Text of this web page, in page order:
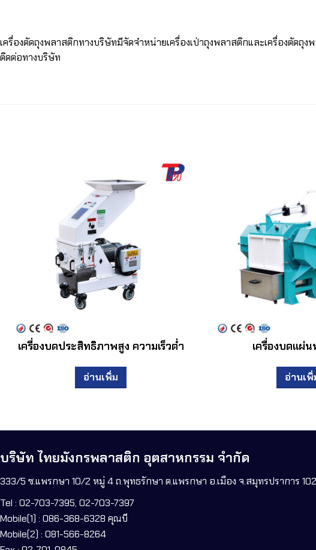
เครื่องตัดถุงพลาสติกทางบริษัทมีจัดจำหน่ายเครื่องเป่าถุงพลาสติกและเครื่องตัด
ติดต่อทางบริษัท
เครื่องบดประสิทธิภาพสูง ความเร็วต่ำ
อ่านเพิ่ม
เครื่องบดแผ่
อ่านเพิ่
บริษัท ไทยมังกรพลาสติก อุตสาหกรรม จำกัด
333/5 ซ.แพรกษา 10/2 หมู่ 4 ถ.พุทธรักษา ต.แพรกษา อ.เมือง จ.สมุทรปราการ
Tel : 02-703-7395, 02-703-7397
Mobile(1) : 086-368-6328 คุณบี
Mobile(2) : 081-566-8264